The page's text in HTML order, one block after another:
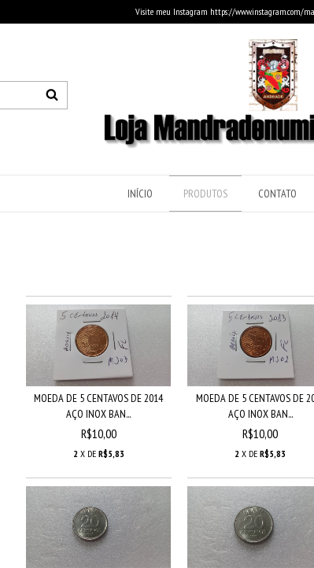
Visite meu Instagram https://www.instagram.com/
INÍCIO PRODUTOS CONTATO
MOEDA DE 5 CENTAVOS DE 2014
AÇO INOX BAN...
R$10,00
2 X DE R$5,83
MOEDA DE 5 CENTAVOS DE
AÇO INOX BAN...
R$10,00
2 X DER$5,83